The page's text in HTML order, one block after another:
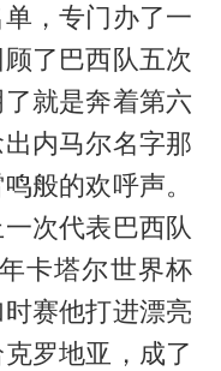
，专门办了一
了巴西队五次
就是奔着第六
内马尔名字那
般的欢呼声。
次代表巴西队
卡塔尔世界杯
赛他打进漂亮
罗地亚，成了